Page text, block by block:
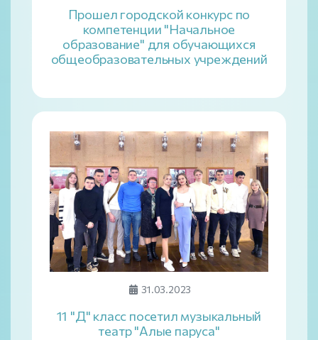
Прошел городской конкурс по
компетенции "Начальное
образование" для обучающихся
общеобразовательных учреждений
31.03.2023
11 "Д" класс посетил музыкальный
театр "Алые паруса"